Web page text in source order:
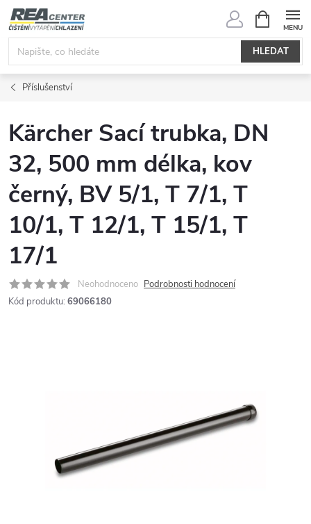
Přejít
na
obsah
HLEDAT
NÁKUPNÍ
KOŠÍK
Příslušenství
Kärcher Sací trubka, DN
32, 500 mm délka, kov
černý, BV 5/1, T 7/1, T
10/1, T 12/1, T 15/1, T
17/1
Neohodnoceno Podrobnosti hodnocení
Kód produktu: 69066180